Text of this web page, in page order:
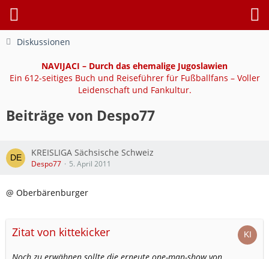
Diskussionen
NAVIJACI – Durch das ehemalige Jugoslawien
Ein 612-seitiges Buch und Reiseführer für Fußballfans – Voller
Leidenschaft und Fankultur.
Beiträge von Despo77
KREISLIGA Sächsische Schweiz
Despo77 5. April 2011
@ Oberbärenburger
Zitat von kittekicker